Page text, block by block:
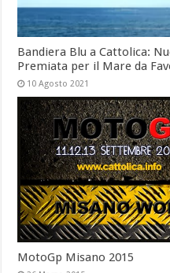
Bandiera Blu a Cattolica:
Premiata per il Mare da
10 Agosto 2021
MotoGp Misano 2015